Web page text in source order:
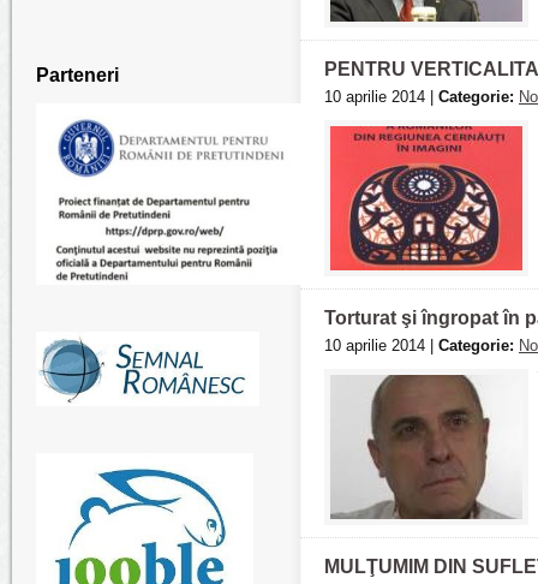
Parteneri PENTRU
10 aprilie 2014 | Categorie:
Torturat şi îngropat în
10 aprilie 2014 | Categorie:
MULŢUMIM DIN